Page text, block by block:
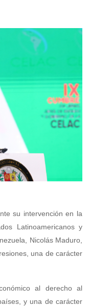
su intervención en la
Latinoamericanos y
Nicolás Maduro,
una de carácter
al derecho al
y una de carácter